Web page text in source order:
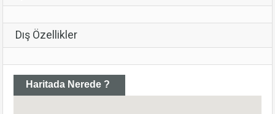
Dış Özellikler
Haritada Nerede ?